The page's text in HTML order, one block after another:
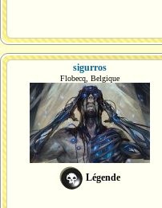
sigurros
Flobecq, Belgique
Légende